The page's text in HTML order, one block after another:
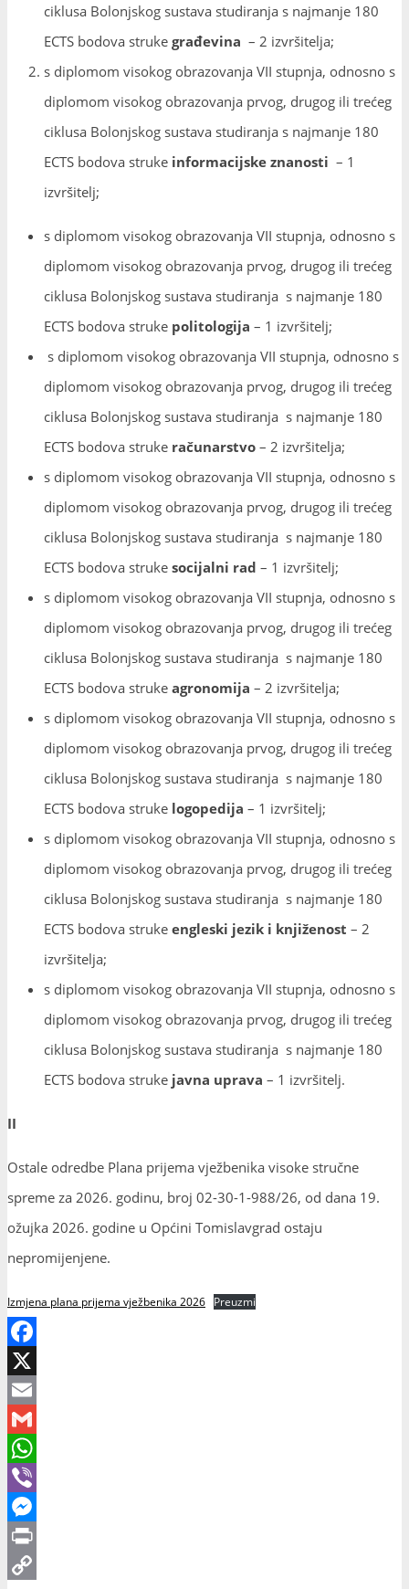
ciklusa Bolonjskog sustava studiranja s najmanje 180
ECTS bodova struke građevina – 2 izvršitelja;
s diplomom visokog obrazovanja VII stupnja, odnosno s
diplomom visokog obrazovanja prvog, drugog ili trećeg
ciklusa Bolonjskog sustava studiranja s najmanje 180
ECTS bodova struke informacijske znanosti – 1
izvršitelj;
s diplomom visokog obrazovanja VII stupnja, odnosno s
diplomom visokog obrazovanja prvog, drugog ili trećeg
ciklusa Bolonjskog sustava studiranja s najmanje 180
ECTS bodova struke politologija – 1 izvršitelj;
s diplomom visokog obrazovanja VII stupnja, odnosno s
diplomom visokog obrazovanja prvog, drugog ili trećeg
ciklusa Bolonjskog sustava studiranja s najmanje 180
ECTS bodova struke računarstvo – 2 izvršitelja;
s diplomom visokog obrazovanja VII stupnja, odnosno s
diplomom visokog obrazovanja prvog, drugog ili trećeg
ciklusa Bolonjskog sustava studiranja s najmanje 180
ECTS bodova struke socijalni rad – 1 izvršitelj;
s diplomom visokog obrazovanja VII stupnja, odnosno s
diplomom visokog obrazovanja prvog, drugog ili trećeg
ciklusa Bolonjskog sustava studiranja s najmanje 180
ECTS bodova struke agronomija – 2 izvršitelja;
s diplomom visokog obrazovanja VII stupnja, odnosno s
diplomom visokog obrazovanja prvog, drugog ili trećeg
ciklusa Bolonjskog sustava studiranja s najmanje 180
ECTS bodova struke logopedija – 1 izvršitelj;
s diplomom visokog obrazovanja VII stupnja, odnosno s
diplomom visokog obrazovanja prvog, drugog ili trećeg
ciklusa Bolonjskog sustava studiranja s najmanje 180
ECTS bodova struke engleski jezik i knjiženost – 2
izvršitelja;
s diplomom visokog obrazovanja VII stupnja, odnosno s
diplomom visokog obrazovanja prvog, drugog ili trećeg
ciklusa Bolonjskog sustava studiranja s najmanje 180
ECTS bodova struke javna uprava – 1 izvršitelj.
II
Ostale odredbe Plana prijema vježbenika visoke stručne
spreme za 2026. godinu, broj 02-30-1-988/26, od dana 19.
ožujka 2026. godine u Općini Tomislavgrad ostaju
nepromijenjene.
Izmjena plana prijema vježbenika 2026 Preuzmi
Facebook
X
Email
Gmail
WhatsApp
Viber
Messenger
Print